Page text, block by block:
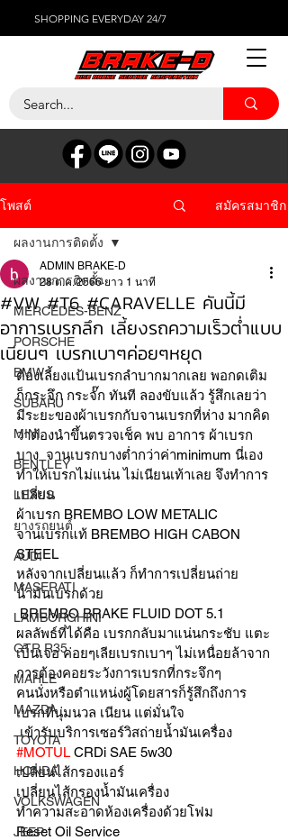
SHOPPING EVERYDAY 24/7
โพสต์ สมัครสมาชิก
ผลงานการติดตั้ง
MERCEDES-BENZ
PORSCHE
BMW
SUBARU
MINI
BENTLEY
LEXUS
ยางรถยนต์
AUDI
MASERATI
LAMBORGHINI
GTR R35
MAHLE
MAZDA
TOYOTA
HONDA
VOLKSWAGEN
JEEP
ผลงานการติดตั้ง
#VW #T6 #CARAVELLE คันนี้มี
อาการเบรกลึก เลี้ยงรถความเร็วต่ำแบบ
เนียนๆ เบรกเบาๆค่อยๆหยุด
ADMIN BRAKE-D
28 ต.ค. 2566 ยาว 1 นาที
ต้องเลี้ยงแป้นเบรกลำบากมากเลย พอกดเติม
ก็กระจึก กระจั๊ก ทันที ลองขับแล้ว รู้สึกเลยว่า
มีระยะของผ้าเบรกกับจานเบรกที่ห่าง มากคิด
ว่าต้องนำขึ้นตรวจเช็ค พบ อาการ ผ้าเบรก
บาง  จานเบรกบางต่ำกว่าค่าminimum นี่เอง
ทำให้เบรกไม่แน่น ไม่เนียนเท้าเลย จึงทำการ
เปลี่ยน
ผ้าเบรก BREMBO LOW METALIC
จานเบรกแท้ BREMBO HIGH CABON
STEEL
หลังจากเปลี่ยนแล้ว ก็ทำการเปลี่ยนถ่าย
น้ำมันเบรกด้วย
BREMBO BRAKE FLUID DOT 5.1
ผลลัพธ์ที่ได้คือ เบรกกลับมาแน่นกระชับ แตะ
เป็นเจอ ค่อยๆเลียเบรกเบาๆ ไม่เหนื่อยล้าจาก
การต้องคอยระวังการเบรกที่กระจึกๆ
คนนั่งหรือตำแหน่งผู้โดยสารก็รู้สึกถึงการ
เบรกที่นุ่มนวล เนียน แต่มั่นใจ
เข้ารับบริการเซอร์วิสถ่ายน้ำมันเครื่อง
#MOTUL CRDi SAE 5w30
เปลี่ยนไส้กรองแอร์
เปลี่ยนไส้กรองน้ำมันเครื่อง
ทำความสะอาดห้องเครื่องด้วยโฟม
Reset Oil Service